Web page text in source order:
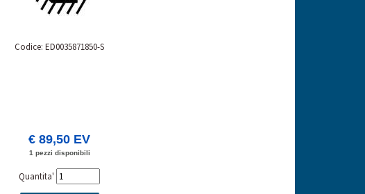
Codice: ED0035871850-S
€ 89,50 EV
1 pezzi disponibili
Quantita'